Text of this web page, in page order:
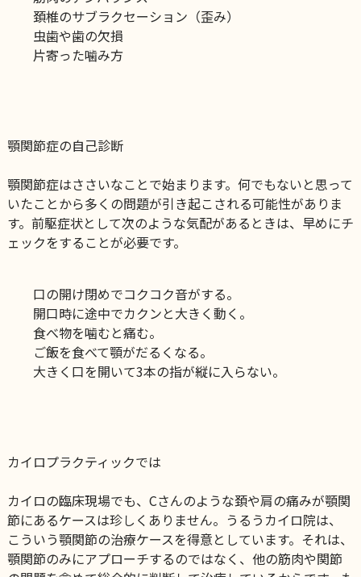
頚椎のサブラクセーション（歪み）
虫歯や歯の欠損
片寄った噛み方
顎関節症の自己診断
顎関節症はささいなことで始まります。 何でもないと思って
いたことから多くの問題が引き起こされる可能性がありま
す。 前駆症状として次のような気配があるときは、早めにチ
ェックをすることが必要です。
口の開け閉めでコクコク音がする。
開口時に途中でカクンと大きく動く。
食べ物を噛むと痛む。
ご飯を食べて顎がだるくなる。
大きく口を開いて3本の指が縦に入らない。
カイロプラクティックでは
カイロの臨床現場でも、Cさんのような頚や肩の痛みが顎関
節にあるケースは珍しくありません。 うるうカイロ院は、
こういう顎関節の治療ケースを得意としています。 それは、
顎関節のみにアプローチするのではなく、他の筋肉や関節